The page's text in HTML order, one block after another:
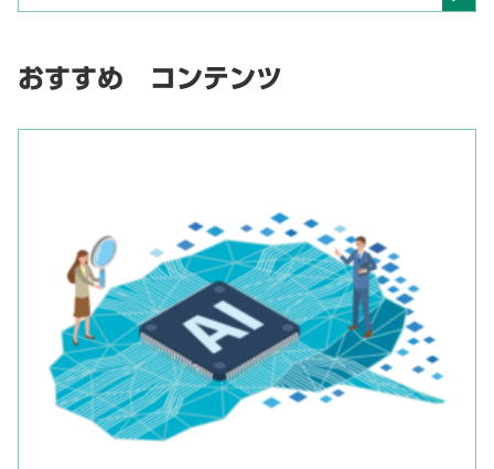
おすすめ コンテンツ